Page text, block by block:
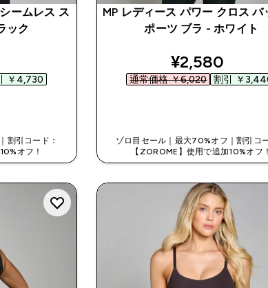
ームレス ス
ック
price
￥4,730‎
割引コード：
オフ！
MP レディース パワー クロス バ
ポーツ ブラ - ホワイト
discounted
¥2,580‎
通常価格 ￥6,020‎ 割引 ￥
ゾロ目セール｜最大70%オフ｜割引コ
【ZOROME】使用で追加10%オフ！